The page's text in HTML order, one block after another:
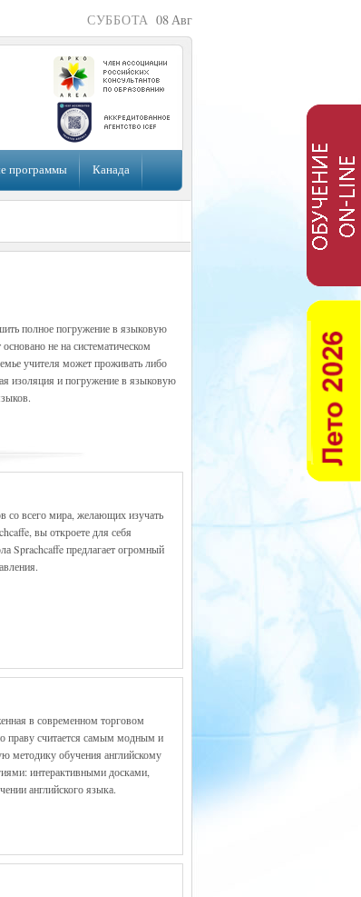
СУББОТА 08Авг
программы Канада
полное погружение в языковую
не на систематическом
учителя может проживать либо
изоляция и погружение в языковую
со всего мира, желающих изучать
вы откроете для себя
Sprachcaffe предлагает огромный
в современном торговом
праву считается самым модным и
методику обучения английскому
интерактивными досками,
английского языка.